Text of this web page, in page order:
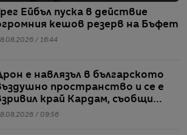
Грег Ейбъл пуска в действие
кешов резерв на Бъфет
/ 16:44
е навлязъл в българското
пространство и се е
край Кардам, съобщи
/ 09:56